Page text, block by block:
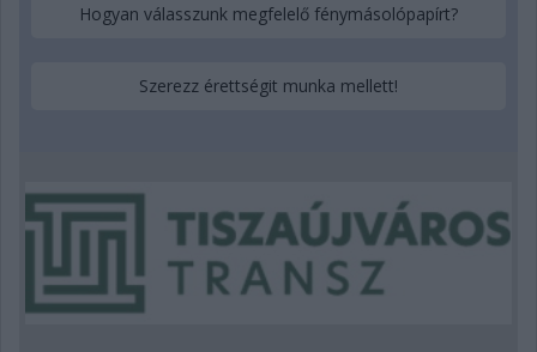
Hogyan válasszunk megfelelő fénymásolópapírt?
Szerezz érettségit munka mellett!